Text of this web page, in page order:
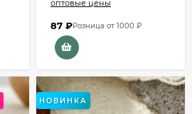
оптовые цены
87 ₽Розница от 1000 ₽
НОВИНКА